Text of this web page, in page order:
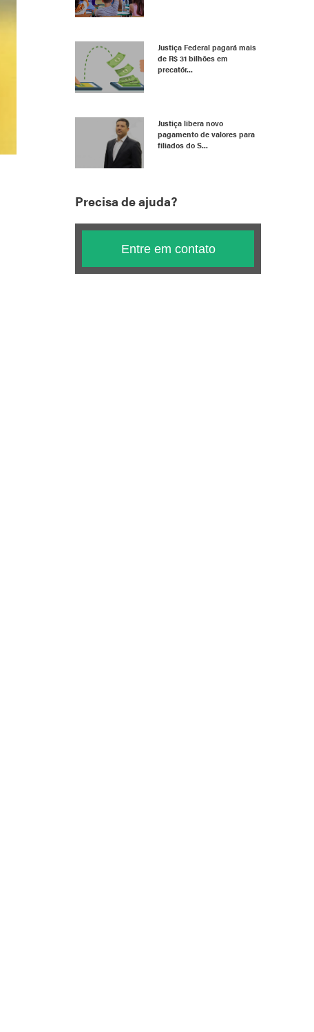
Justiça Federal pagará mais
de R$ 31 bilhões em
precatór...
Justiça libera novo
pagamento de valores para
filiados do S...
Precisa de ajuda?
Entre em contato